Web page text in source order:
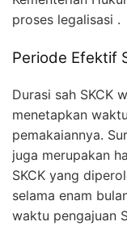
proses legalisasi .
Periode Efektif
Durasi sah SKCK
menetapkan
pemakaiannya.
juga merupakan
SKCK yang
selama enam
waktu pengajuan